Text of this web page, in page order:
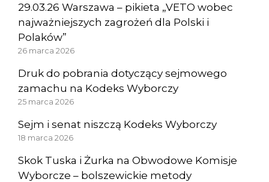
29.03.26 Warszawa – pikieta „VETO wobec
najważniejszych zagrożeń dla Polski i
Polaków”
26 marca 2026
Druk do pobrania dotyczący sejmowego
zamachu na Kodeks Wyborczy
25 marca 2026
Sejm i senat niszczą Kodeks Wyborczy
18 marca 2026
Skok Tuska i Żurka na Obwodowe Komisje
Wyborcze – bolszewickie metody